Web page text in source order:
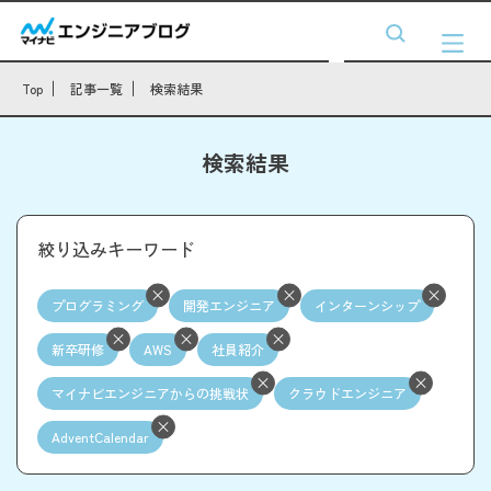
Top 記事一覧 検索結果
検索結果
絞り込みキーワード
プログラミング 開発エンジニア インターンシップ
新卒研修 AWS 社員紹介
マイナビエンジニアからの挑戦状 クラウドエンジニア
AdventCalendar